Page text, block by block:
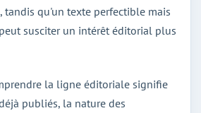
tandis qu'un texte perfectible mais
susciter un intérêt éditorial plus
la ligne éditoriale signifie
publiés, la nature des